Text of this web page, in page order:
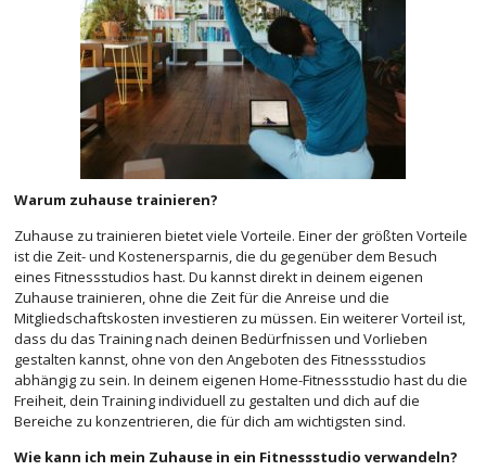
Warum zuhause trainieren?
Zuhause zu trainieren bietet viele Vorteile. Einer der größten Vorteile
ist die Zeit- und Kostenersparnis, die du gegenüber dem Besuch
eines Fitnessstudios hast. Du kannst direkt in deinem eigenen
Zuhause trainieren, ohne die Zeit für die Anreise und die
Mitgliedschaftskosten investieren zu müssen. Ein weiterer Vorteil ist,
dass du das Training nach deinen Bedürfnissen und Vorlieben
gestalten kannst, ohne von den Angeboten des Fitnessstudios
abhängig zu sein. In deinem eigenen Home-Fitnessstudio hast du die
Freiheit, dein Training individuell zu gestalten und dich auf die
Bereiche zu konzentrieren, die für dich am wichtigsten sind.
Wie kann ich mein Zuhause in ein Fitnessstudio verwandeln?